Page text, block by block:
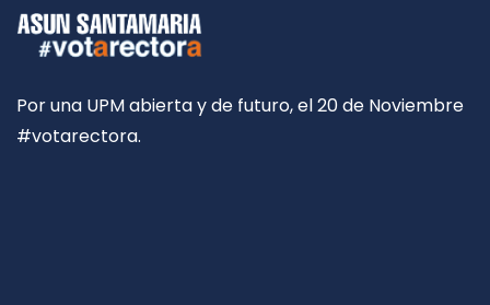
Por una UPM abierta y de futuro, el 20 de Noviembre
#votarectora.